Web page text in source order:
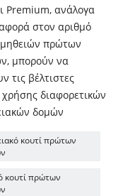
Premium, ανάλογα
στον αριθμό
πρώτων
μπορούν να
τις βέλτιστες
διαφορετικών
δομών
κουτί πρώτων
κουτί πρώτων